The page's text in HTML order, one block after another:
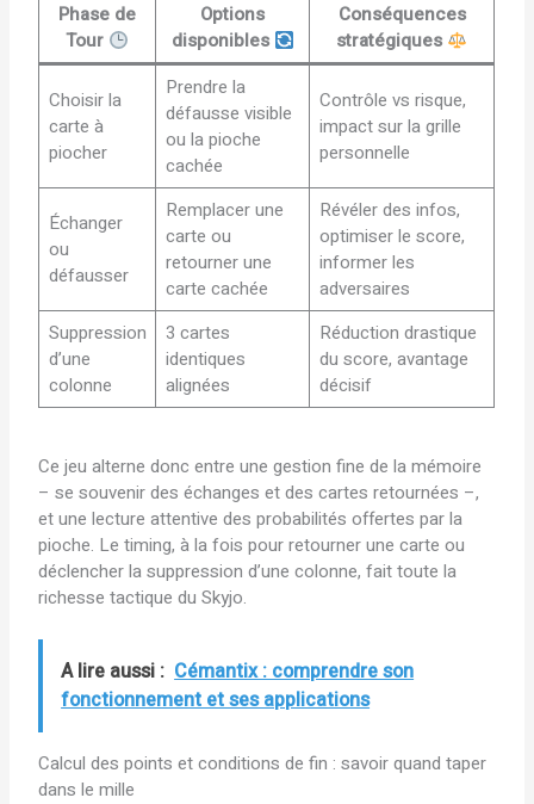
Phase de
Tour
Options
disponibles
Conséquences
stratégiques
Choisir la
carte à
piocher
Prendre la
défausse visible
ou la pioche
cachée
Contrôle vs risque,
impact sur la grille
personnelle
Échanger
ou
défausser
Remplacer une
carte ou
retourner une
carte cachée
Révéler des infos,
optimiser le score,
informer les
adversaires
Suppression
d’une
colonne
3 cartes
identiques
alignées
Réduction drastique
du score, avantage
décisif
Ce jeu alterne donc entre une gestion fine de la mémoire
– se souvenir des échanges et des cartes retournées –,
et une lecture attentive des probabilités offertes par la
pioche. Le timing, à la fois pour retourner une carte ou
déclencher la suppression d’une colonne, fait toute la
richesse tactique du Skyjo.
A lire aussi : Cémantix : comprendre son
fonctionnement et ses applications
Calcul des points et conditions de fin : savoir quand taper
dans le mille